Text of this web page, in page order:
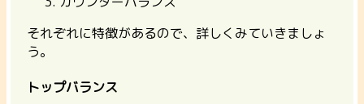
それぞれに特徴があるので、詳しくみていきましょ
う。
トップバランス